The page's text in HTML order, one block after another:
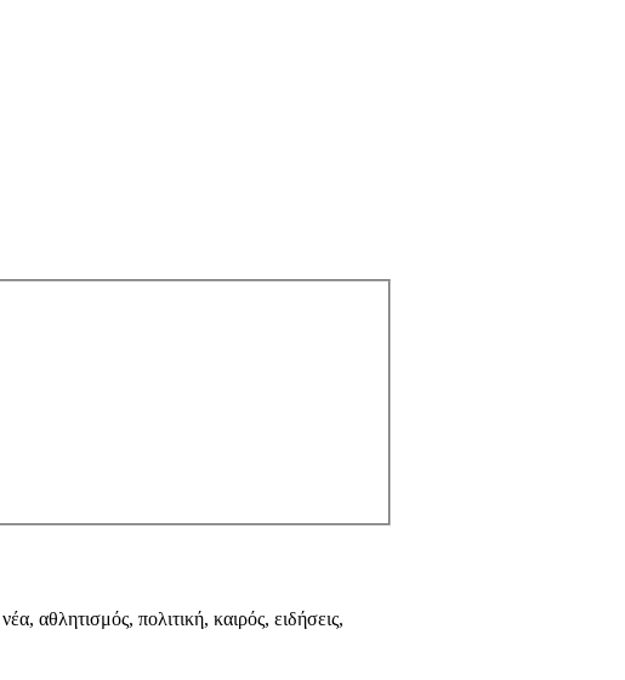
νέα, αθλητισμός, πολιτική, καιρός, ειδήσεις,